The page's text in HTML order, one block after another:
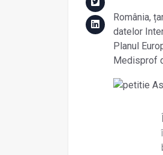
România,
datelor
Planul
Medisprof